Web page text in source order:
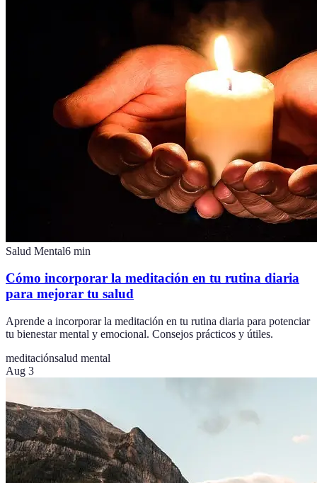
Salud Mental6 min
Cómo incorporar la meditación en tu rutina diaria
para mejorar tu salud
Aprende a incorporar la meditación en tu rutina diaria para potenciar
tu bienestar mental y emocional. Consejos prácticos y útiles.
meditaciónsalud mental
Aug 3